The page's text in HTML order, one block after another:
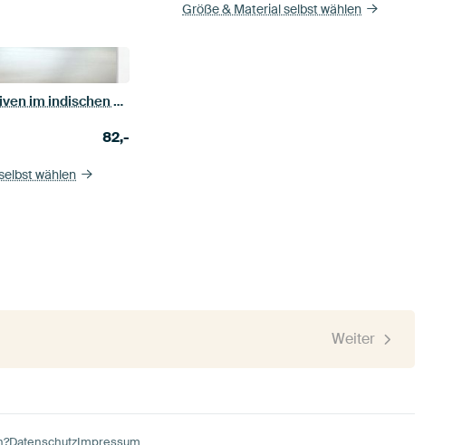
Größe & Material selbst wählen
Strand auf den Malediven im indischen Ozean
82,-
wählen
Weiter
DatenschutzImpressum